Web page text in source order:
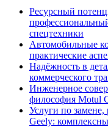
Ресурсный
спецтехники
Автомобильные
практические
Надёжность в
коммерческого
Инженерное
философия Motul
Услуги по
Geely: